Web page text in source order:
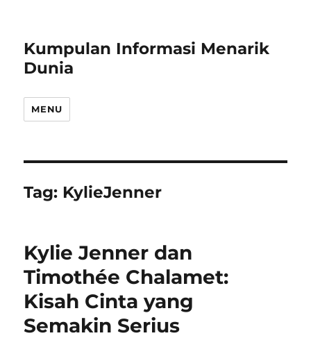
Kumpulan Informasi Menarik
Dunia
MENU
Tag: KylieJenner
Kylie Jenner dan
Timothée Chalamet:
Kisah Cinta yang
Semakin Serius